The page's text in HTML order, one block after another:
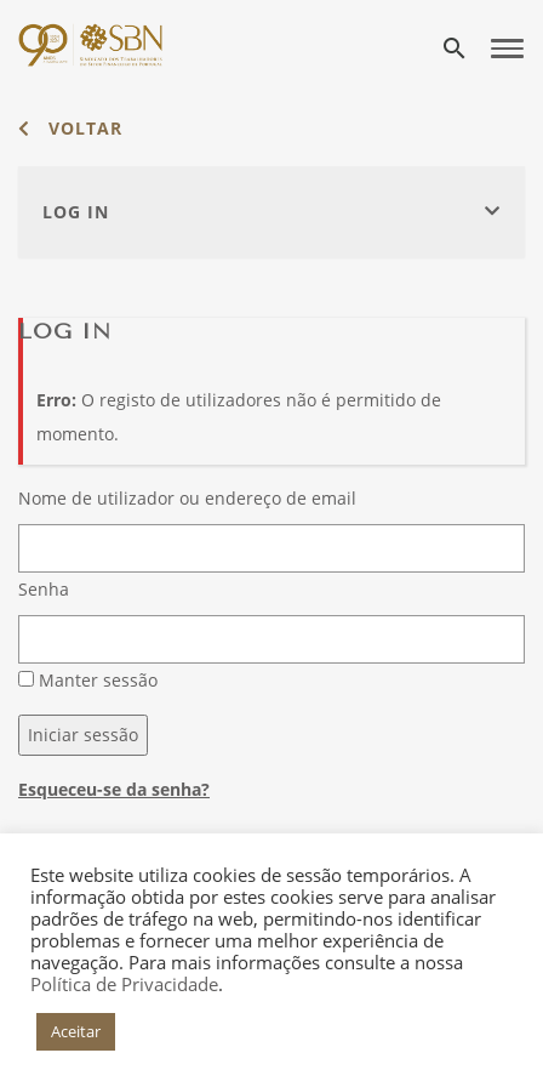
search
VOLTAR
LOG IN
LOG IN
Erro: O registo de utilizadores não é permitido de
momento.
Nome de utilizador ou endereço de email
Senha
Manter sessão
Iniciar sessão
Esqueceu-se da senha?
+INFO
Este website utiliza cookies de sessão temporários. A
informação obtida por estes cookies serve para analisar
padrões de tráfego na web, permitindo-nos identificar
problemas e fornecer uma melhor experiência de
navegação. Para mais informações consulte a nossa
Política de Privacidade.
Aceitar